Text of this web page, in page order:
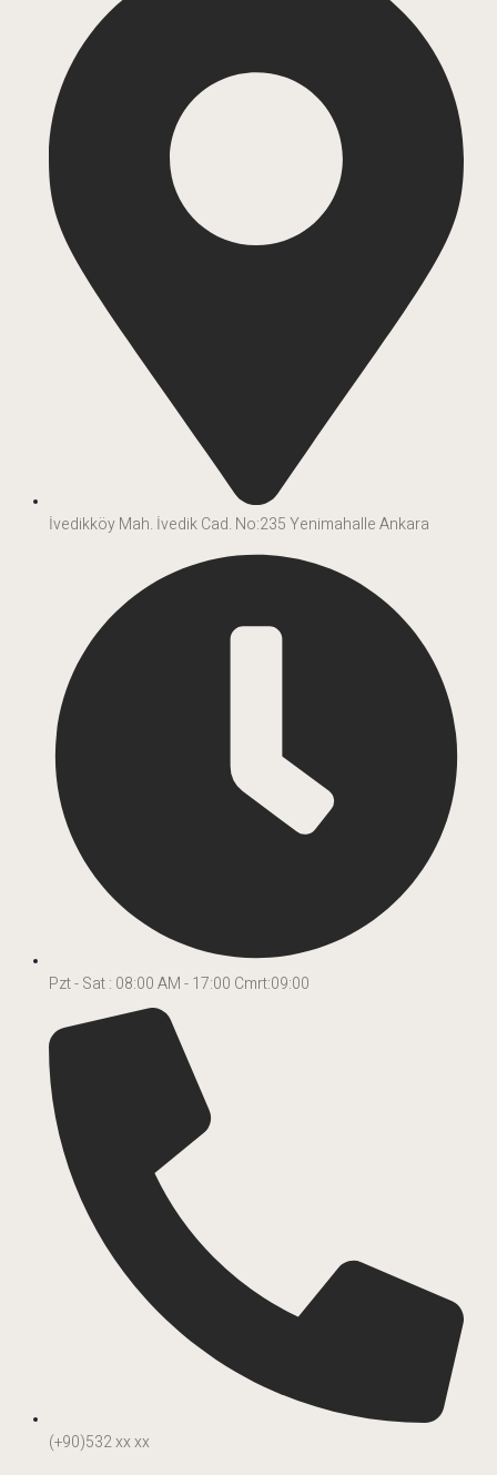
İvedikköy Mah. İvedik Cad. No:235 Yenimahalle Ankara
Pzt - Sat : 08:00 AM - 17:00 Cmrt:09:00
(+90)532 xx xx